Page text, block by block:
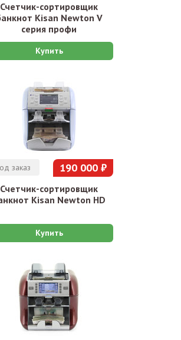
Счетчик-сортировщик
Kisan Newton V
серия профи
Купить
заказ 190 000 ₽
Счетчик-сортировщик
Kisan Newton HD
Купить